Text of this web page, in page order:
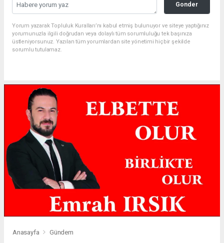
Gonder
Yorum yazarak Topluluk Kuralları’nı kabul etmiş bulunuyor ve siteye yaptığınız
yorumunuzla ilgili doğrudan veya dolaylı tüm sorumluluğu tek başınıza
üstleniyorsunuz. Yazılan tüm yorumlardan site yönetimi hiçbir şekilde
sorumlu tutulamaz.
Anasayfa Gündem